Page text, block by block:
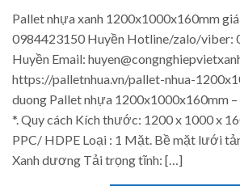
Pallet nhựa xanh 1200x1000x160mm
0984423150 Huyền Hotline/zalo/viber:
Huyền Email:
https://palletnhua.vn/pallet-nhua-
duong Pallet nhựa 1200x1000x160mm
*. Quy cách Kích thước: 1200 x 1000 x
PPC/ HDPE Loại : 1 Mặt. Bề mặt lưới
Xanh dương Tải trọng tĩnh: […]